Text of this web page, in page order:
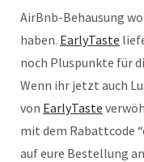
AirBnb-Behausung
haben. EarlyTaste
noch Pluspunkte für
Wenn ihr jetzt auch
von EarlyTaste
mit dem Rabattcode
auf eure Bestellung